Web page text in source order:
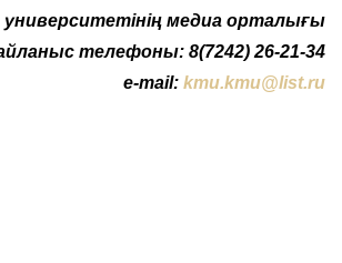
университетінің медиа орталығы
телефоны: 8(7242) 26-21-34
e-mail: kmu.kmu@list.ru